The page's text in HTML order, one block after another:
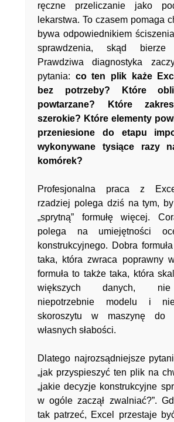
ręczne przeliczanie jako
lekarstwa. To czasem pomaga
bywa odpowiednikiem
sprawdzenia, skąd
Prawdziwa diagnostyka
pytania: co ten plik każe
bez potrzeby? Które
powtarzane? Które
szerokie? Które elementy
przeniesione do etapu
wykonywane tysiące razy
komórek?
Profesjonalna praca z
rzadziej polega dziś na tym,
„sprytną” formułę więcej.
polega na umiejętności
konstrukcyjnego. Dobra
taka, która zwraca poprawny
formuła to także taka, która
większych danych,
niepotrzebnie modelu i
skoroszytu w maszynę do
własnych słabości.
Dlatego najrozsądniejsze
„jak przyspieszyć ten plik na
„jakie decyzje konstrukcyjne
w ogóle zaczął zwalniać?”.
tak patrzeć, Excel przestaje